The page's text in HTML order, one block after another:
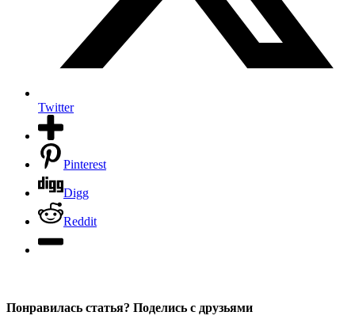
Twitter
Pinterest
Digg
Reddit
Понравилась статья? Поделись с друзьями